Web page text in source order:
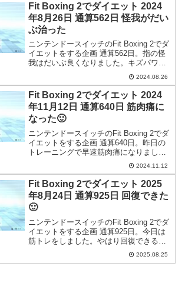
Fit Boxing 2でダイエット 2024
年8月26日 通算562日 怪我がだい
ぶ治った
ニンテンドースイッチのFit Boxing 2でダ
イエットをする企画 通算562日。指の怪
我はだいぶ良くなりました。キズパワー
2024.08.26
Fit Boxing 2でダイエット 2024
年11月12日 通算640日 筋肉痛に
なった🙂
ニンテンドースイッチのFit Boxing 2でダ
イエットをする企画 通算640日。昨日の
トレーニングで早速筋肉痛になりまし
2024.11.12
Fit Boxing 2でダイエット 2025
年8月24日 通算925日 回復できた
🙂
ニンテンドースイッチのFit Boxing 2でダ
イエットをする企画 通算925日。今日は
筋トレをしました。やはり回復できるま
でちゃんと休んでからトレーニングした
2025.08.25